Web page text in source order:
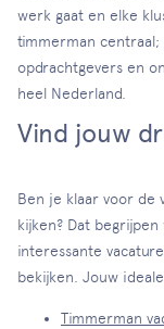
werk gaat en elke
timmerman
opdrachtgevers en
heel Nederland.
Vind jouw
Ben je klaar voor de
kijken? Dat
interessante
bekijken. Jouw
Timmerman